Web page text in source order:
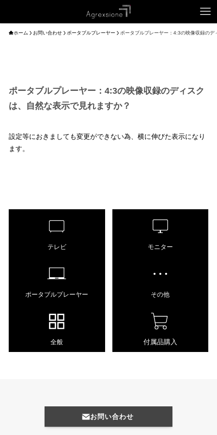
ホーム お問い合わせ ポータブルプレーヤー ポータブルプレーヤー：4:3の映像収録の
ポータブルプレーヤー：4:3の映像収録のディスク
は、自然な表示で見れますか？
設定等におきましても変更ができない為、横に伸びた表示になり
ます。
テレビ モニター
ポータブルプレーヤー その他
全般 付属品購入
お問い合わせ